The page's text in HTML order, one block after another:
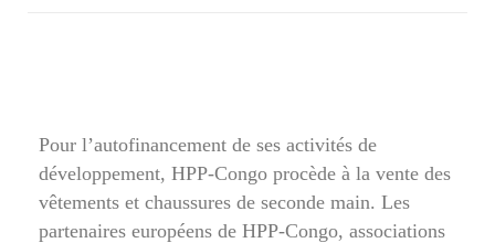
Pour l’autofinancement de ses activités de
développement, HPP-Congo procède à la vente des
vêtements et chaussures de seconde main. Les
partenaires européens de HPP-Congo, associations